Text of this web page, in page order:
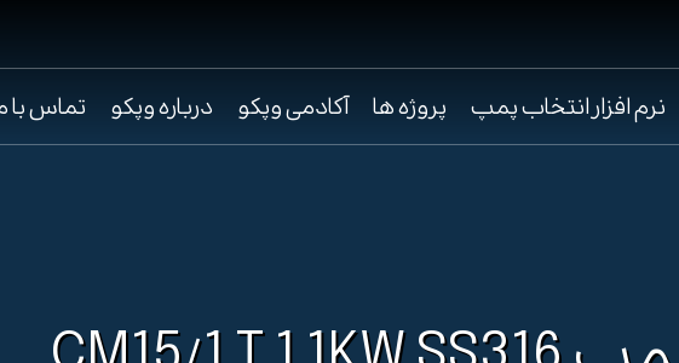
نرم افزار انتخاب پمپ پروژه ها آکادمی وپکو درباره وپکو تماس با